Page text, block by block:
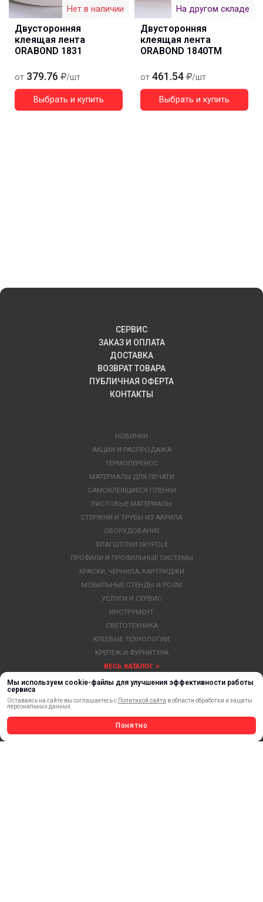
Мы используем cookie-файлы для улучшения эффективности работы
сервиса
Оставаясь на сайте вы соглашаетесь с Политикой сайта в области обработки и защиты
персональных данных.
Понятно
Нет в наличии
Двусторонняя
клеящая лента
ORABOND 1831
от 379.76 /шт
Выбрать и купить
На другом складе
Двусторонняя
клеящая лента
ORABOND 1840ТМ
от 461.54 /шт
Выбрать и купить
СЕРВИС
ЗАКАЗ И ОПЛАТА
ДОСТАВКА
ВОЗВРАТ ТОВАРА
ПУБЛИЧНАЯ ОФЕРТА
КОНТАКТЫ
НОВИНКИ
АКЦИИ И РАСПРОДАЖА
ТЕРМОПЕРЕНОС
МАТЕРИАЛЫ ДЛЯ ПЕЧАТИ
САМОКЛЕЯЩИЕСЯ ПЛЕНКИ
ЛИСТОВЫЕ МАТЕРИАЛЫ
СТЕРЖНИ И ТРУБЫ ИЗ АКРИЛА
ОБОРУДОВАНИЕ
ФЛАГШТОКИ SKYPOLE
ПРОФИЛИ И ПРОФИЛЬНЫЕ СИСТЕМЫ
КРАСКИ, ЧЕРНИЛА, КАРТРИДЖИ
МОБИЛЬНЫЕ СТЕНДЫ И POSM
УСЛУГИ И СЕРВИС
ИНСТРУМЕНТ
СВЕТОТЕХНИКА
КЛЕЕВЫЕ ТЕХНОЛОГИИ
КРЕПЕЖ И ФУРНИТУРА
ВЕСЬ КАТАЛОГ >